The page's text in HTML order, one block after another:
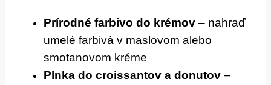
Prírodné farbivo do krémov – nahraď
umelé farbivá v maslovom alebo
smotanovom kréme
Plnka do croissantov a donutov –